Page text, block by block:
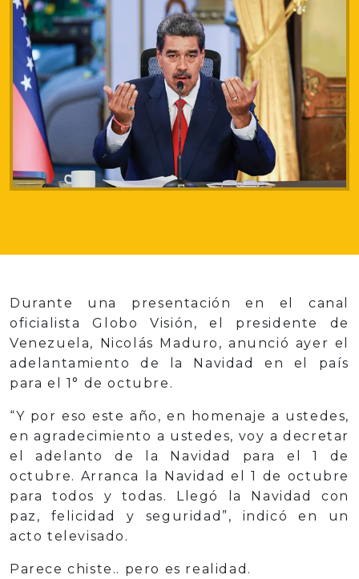
Durante una presentación en el canal
oficialista Globo Visión, el presidente de
Venezuela, Nicolás Maduro, anunció ayer el
adelantamiento de la Navidad en el país
para el 1° de octubre.
“Y por eso este año, en homenaje a ustedes,
en agradecimiento a ustedes, voy a decretar
el adelanto de la Navidad para el 1 de
octubre. Arranca la Navidad el 1 de octubre
para todos y todas. Llegó la Navidad con
paz, felicidad y seguridad”, indicó en un
acto televisado.
Parece chiste.. pero es realidad.